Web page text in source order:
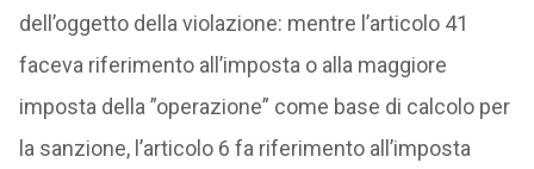
dell’oggetto della violazione: mentre l’articolo 41
faceva riferimento all’imposta o alla maggiore
imposta della ”operazione” come base di calcolo per
la sanzione, l’articolo 6 fa riferimento all’imposta